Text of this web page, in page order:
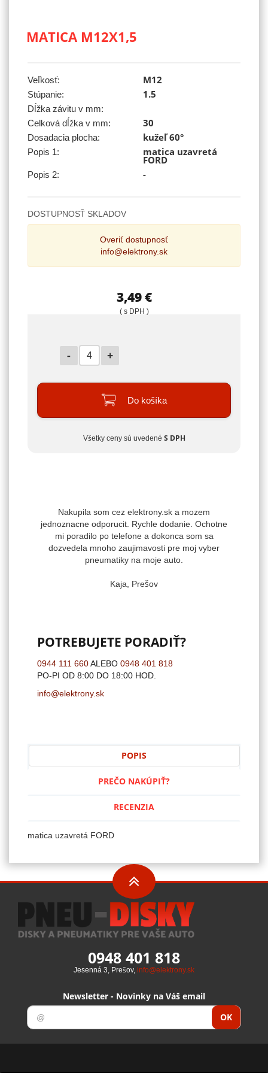
MATICA M12X1,5
Veľkosť:
M12
Stúpanie:
1.5
Dĺžka závitu v mm:
Celková dĺžka v mm:
30
Dosadacia plocha:
kužeľ 60°
Popis 1:
matica uzavretá
FORD
Popis 2:
-
DOSTUPNOSŤ SKLADOV
Overiť dostupnosť
info@elektrony.sk
3,49€
( s DPH )
+
-
Do košíka
Všetky ceny sú uvedené S DPH
Nakupila som cez elektrony.sk a mozem
jednoznacne odporucit. Rychle dodanie. Ochotne
mi poradilo po telefone a dokonca som sa
dozvedela mnoho zaujimavosti pre moj vyber
pneumatiky na moje auto.
Kaja, Prešov
POTREBUJETE PORADIŤ?
0944 111 660ALEBO 0948 401 818
PO-PI OD 8:00 DO 18:00 HOD.
info@elektrony.sk
POPIS
PREČO NAKÚPIŤ?
RECENZIA
matica uzavretá FORD
0948 401 818
Jesenná 3, Prešov, info@elektrony.sk
Newsletter - Novinky na Váš email